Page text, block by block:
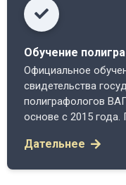
Обучение
Официальное
свидетельства
полиграфологов
основе с 2015 года.
Дательнее